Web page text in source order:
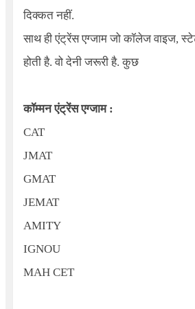
दिक्कत नहीं.
साथ ही एंट्रेंस एग्जाम जो कॉलेज वाइज,
होती है. वो देनी जरूरी है. कुछ
कॉम्मन एंट्रेंस एग्जाम :
CAT
JMAT
GMAT
JEMAT
AMITY
IGNOU
MAH CET